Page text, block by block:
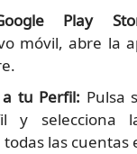
Play
móvil, abre la
tu Perfil: Pulsa
y selecciona
las cuentas